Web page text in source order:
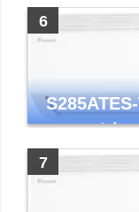
シリーズ 主
コン